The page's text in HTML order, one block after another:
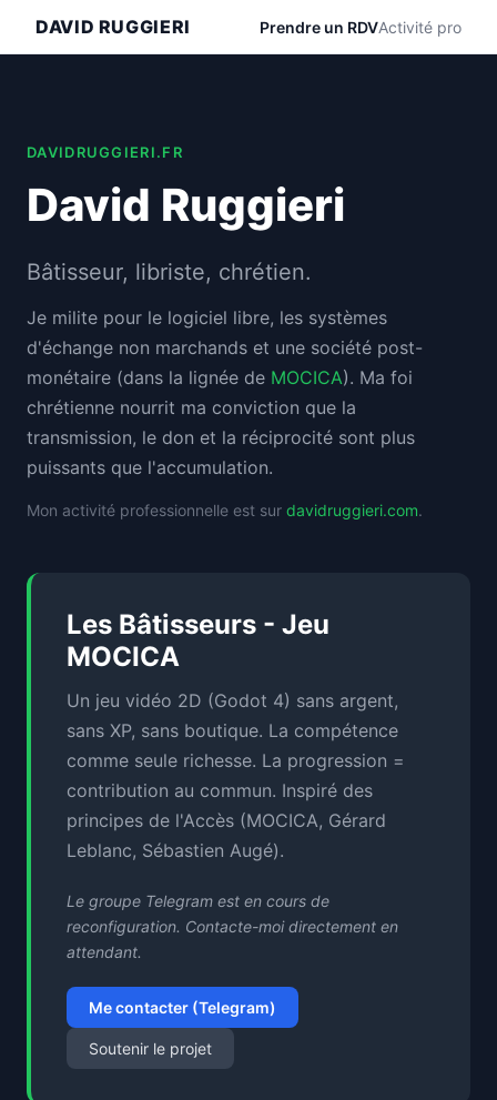
DAVID RUGGIERI Prendre un RDVActivité pro
DAVIDRUGGIERI.FR
David Ruggieri
Bâtisseur, libriste, chrétien.
Je milite pour le logiciel libre, les systèmes
d'échange non marchands et une société post-
monétaire (dans la lignée de MOCICA). Ma foi
chrétienne nourrit ma conviction que la
transmission, le don et la réciprocité sont plus
puissants que l'accumulation.
Mon activité professionnelle est sur davidruggieri.com.
Les Bâtisseurs - Jeu
MOCICA
Un jeu vidéo 2D (Godot 4) sans argent,
sans XP, sans boutique. La compétence
comme seule richesse. La progression =
contribution au commun. Inspiré des
principes de l'Accès (MOCICA, Gérard
Leblanc, Sébastien Augé).
Le groupe Telegram est en cours de
reconfiguration. Contacte-moi directement en
attendant.
Me contacter (Telegram)
Soutenir le projet